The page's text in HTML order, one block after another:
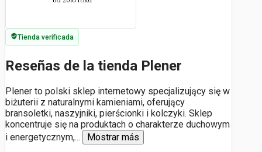
Tienda verificada
Reseñas de la tienda Plener
Plener to polski sklep internetowy specjalizujący się w
biżuterii z naturalnymi kamieniami, oferujący
bransoletki, naszyjniki, pierścionki i kolczyki. Sklep
koncentruje się na produktach o charakterze duchowym
i energetycznym,... Mostrar más